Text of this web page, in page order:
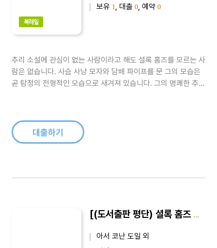
북레일
보유 1, 대출 0, 예약 0
추리 소설에 관심이 없는 사람이라고 해도 셜록 홈즈를 모르는 사
람은 없습니다. 사슴 사냥 모자와 담배 파이프를 문 그의 모습은
곧 탐정의 전형적인 모습으로 새겨져 있습니다. 그의 명쾌한 추리
은 편지가 배달된다고 합니다. 전 세계적으로 셜록 홈즈 마니아들
이 있으며, 그들..
대출하기
[(도서출판 평단) 셜록 홈즈 전집 3-2권] SHERLOCK HOLMES｜배스커빌 가의 개 2 : 최신 완역본
아서 코난 도일 외